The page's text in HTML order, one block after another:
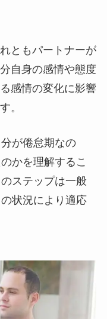
ともパートナーが
自身の感情や態度
感情の変化に影響
。
が倦怠期なの
かを理解するこ
ステップは一般
状況により適応